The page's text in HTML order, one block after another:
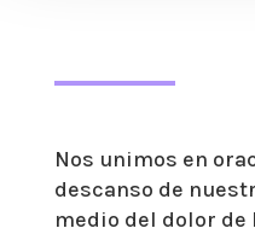
Nos unimos en
descanso de
medio del dolor de